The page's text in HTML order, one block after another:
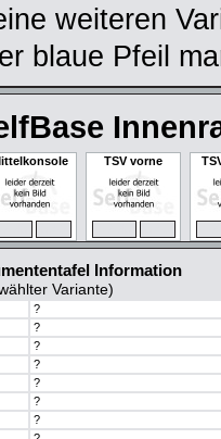
weiteren
blaue Pfeil
TSV vorne
Information
Variante)
?
?
?
?
?
?
?